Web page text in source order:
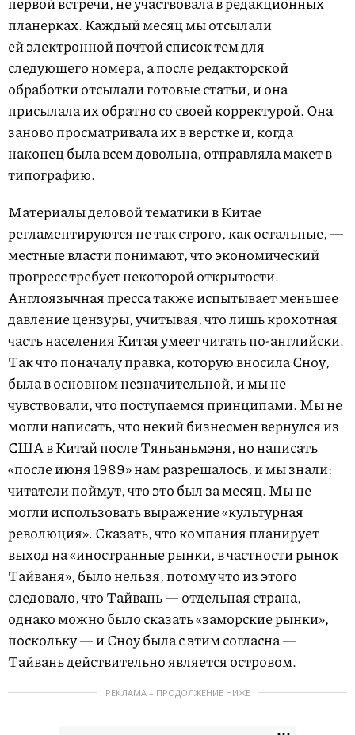
планерках. Каждый месяц мы отсылали
ей электронной почтой список тем для
следующего номера, а после редакторской
обработки отсылали готовые статьи, и она
присылала их обратно со своей корректурой. Она
заново просматривала их в верстке и, когда
наконец была всем довольна, отправляла макет в
типографию.
Материалы деловой тематики в Китае
регламентируются не так строго, как остальные, —
местные власти понимают, что экономический
прогресс требует некоторой открытости.
Англоязычная пресса также испытывает меньшее
давление цензуры, учитывая, что лишь крохотная
часть населения Китая умеет читать по-английски.
Так что поначалу правка, которую вносила Сноу,
была в основном незначительной, и мы не
чувствовали, что поступаемся принципами. Мы не
могли написать, что некий бизнесмен вернулся из
США в Китай после Тяньаньмэня, но написать
«после июня 1989» нам разрешалось, и мы знали:
читатели поймут, что это был за месяц. Мы не
могли использовать выражение «культурная
революция». Сказать, что компания планирует
выход на «иностранные рынки, в частности рынок
Тайваня», было нельзя, потому что из этого
следовало, что Тайвань — отдельная страна,
однако можно было сказать «заморские рынки»,
поскольку — и Сноу была с этим согласна —
Тайвань действительно является островом.
РЕКЛАМА – ПРОДОЛЖЕНИЕ НИЖЕ